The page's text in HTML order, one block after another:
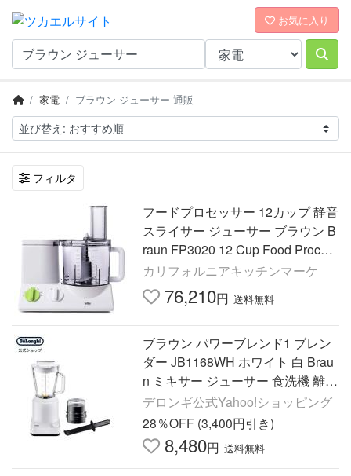
お気に入り
家電 ブラウン ジューサー 通販
フィルタ
フードプロセッサー 12カップ 静音
スライサー ジューサー ブラウン B
raun FP3020 12 Cup Food Proces
sor Ultr
カリフォルニアキッチンマーケ
76,210円 送料無料
ブラウン パワーブレンド1 ブレン
ダー JB1168WH ホワイト 白 Brau
n ミキサー ジューサー 食洗機 離乳
食 スムージー プロセッサー
デロンギ公式Yahoo!ショッピング
28％OFF (3,400円引き)
8,480円 送料無料